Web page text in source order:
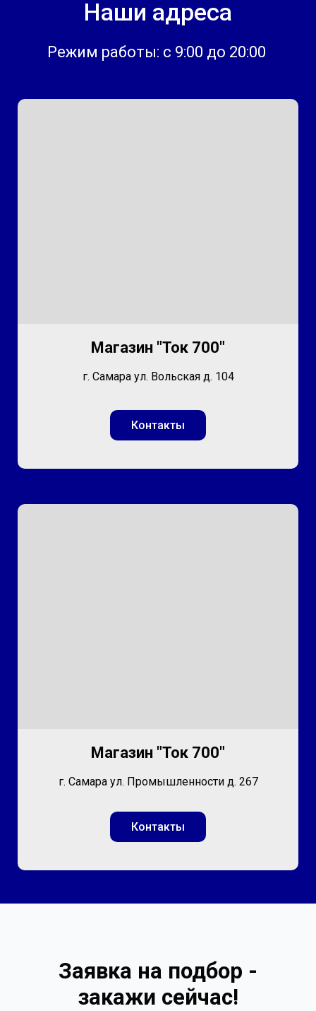
Наши адреса
Режим работы: с 9:00 до 20:00
Магазин "Ток 700"
г. Самара ул. Вольская д. 104
Контакты
Магазин "Ток 700"
г. Самара ул. Промышленности д. 267
Контакты
Заявка на подбор -
закажи сейчас!